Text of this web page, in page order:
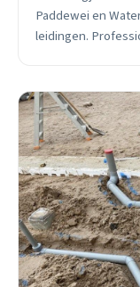
Paddewei en
leidingen.